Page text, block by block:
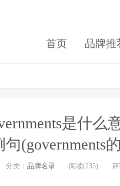
首页 品牌推
是什么
(governments
分类： 品牌名录 阅读(235) 评